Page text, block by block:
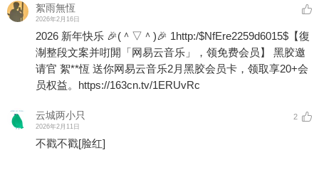
絮雨無恆
2026年2月16日
2026 新年快乐 🎉(＾▽＾)🎉 1http:/$NfEre2259d6015$【復
淛整段文案并咑閞「网易云音乐」，领免费会员】 黑胶邀
请官 絮**恆 送你网易云音乐2月黑胶会员卡，领取享20+会
员权益。https://163cn.tv/1ERUvRc
云城两小只
2026年2月11日
2
不戳不戳[脸红]